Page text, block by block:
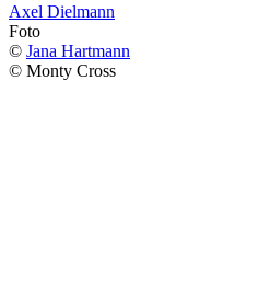
Axel Dielmann
Foto
© Jana Hartmann
© Monty Cross